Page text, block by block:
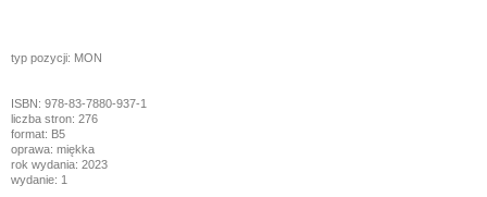
typ pozycji: MON
ISBN: 978-83-7880-937-1
liczba stron: 276
format: B5
oprawa: miękka
rok wydania: 2023
wydanie: 1